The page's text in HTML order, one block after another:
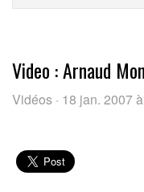
Video : Arnaud
Vidéos · 18 jan. 2007